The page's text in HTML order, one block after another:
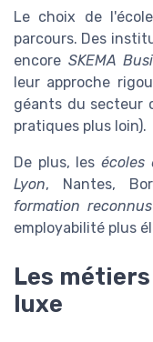
Le choix de
parcours. Des
encore SKEMA
leur approche
géants du secteur
pratiques plus loin).
De plus, les écoles
Lyon, Nantes,
formation reconnus
employabilité plus
Les
luxe